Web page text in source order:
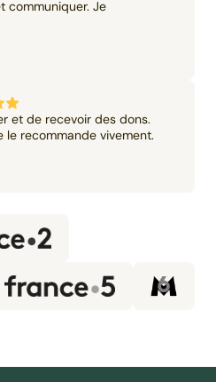
communiquer. Je
et de recevoir des dons.
le recommande vivement.